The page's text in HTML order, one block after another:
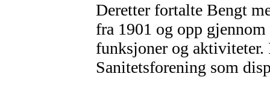
Deretter fortalte Bengt
fra 1901 og opp
funksjoner og
Sanitetsforening som